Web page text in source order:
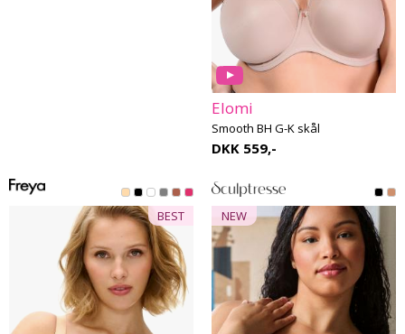
Elomi
Smooth BH G-K skål
DKK 559,-
BEST NEW